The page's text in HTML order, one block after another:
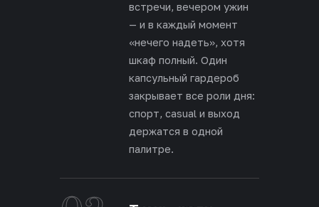
встречи, вечером ужин
— и в каждый момент
«нечего надеть», хотя
шкаф полный. Один
капсульный гардероб
закрывает все роли дня:
спорт, casual и выход
держатся в одной
палитре.